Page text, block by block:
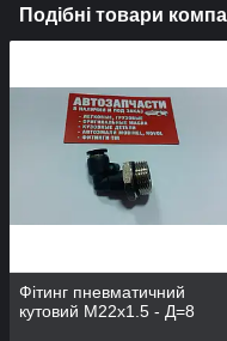
Подібні товари
Фітинг пневматичний
кутовий М22х1.5 - Д=8